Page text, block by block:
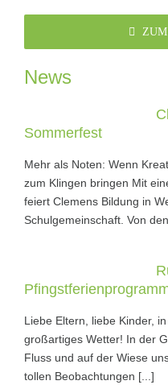
News
Sommerfest
Mehr als Noten: Wenn
zum Klingen bringen Mit
feiert Clemens Bildung in
Schulgemeinschaft. Von
Liebe Eltern, liebe Kinder,
großartiges Wetter! In der
Fluss und auf der Wiese
tollen Beobachtungen [...]